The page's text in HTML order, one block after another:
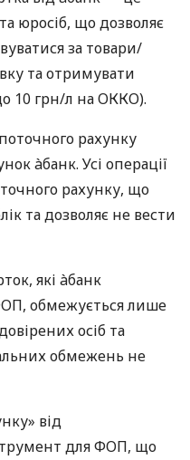
юросіб, що дозволяє
за товари/
та отримувати
10 грн/л на ОККО).
рахунку
àбанк. Усі операції
рахунку, що
та дозволяє не вести
які àбанк
обмежується лише
осіб та
обмежень не
від
для ФОП, що